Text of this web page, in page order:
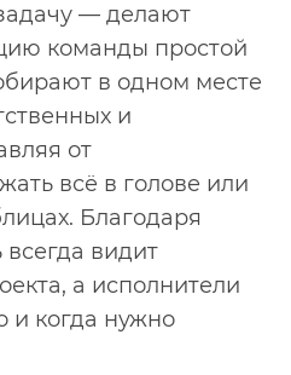
— делают
команды простой
в одном месте
и
от
всё в голове или
Благодаря
всегда видит
а исполнители
и когда нужно